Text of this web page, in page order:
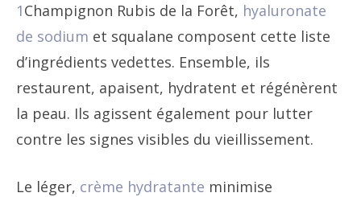
1Champignon Rubis de la Forêt, hyaluronate
de sodium et squalane composent cette liste
d’ingrédients vedettes. Ensemble, ils
restaurent, apaisent, hydratent et régénèrent
la peau. Ils agissent également pour lutter
contre les signes visibles du vieillissement.
Le léger, crème hydratante minimise